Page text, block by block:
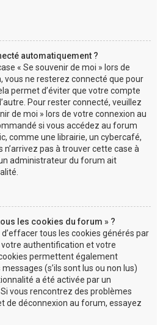
automatiquement ?
« Se souvenir de moi » lors de
vous ne resterez connecté que pour
permet d’éviter que votre compte
Pour rester connecté, veuillez
de moi » lors de votre connexion au
si vous accédez au forum
comme une librairie, un cybercafé,
n’arrivez pas à trouver cette case à
administrateur du forum ait
les cookies du forum » ?
tous les cookies générés par
authentification et votre
permettent également
(s’ils sont lus ou non lus)
a été activée par un
vous rencontrez des problèmes
de déconnexion au forum, essayez